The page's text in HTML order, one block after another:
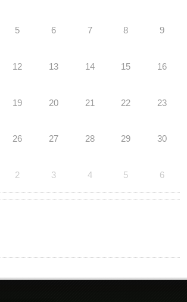
5 6 7 8 9
12 13 14 15 16
19 20 21 22 23
26 27 28 29 30
2 3 4 5 6